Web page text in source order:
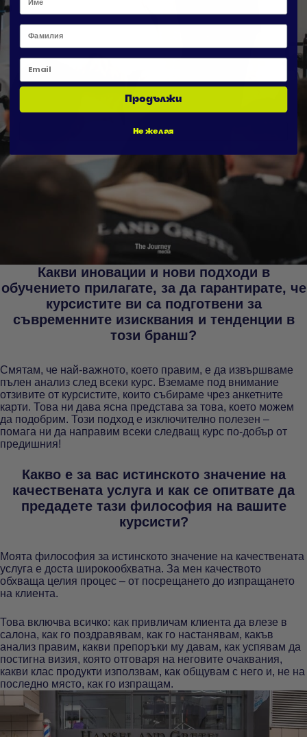
Какви иновации и нови подходи в
обучението прилагате, за да гарантирате, че
курсистите ви са подготвени за
съвременните изисквания и тенденции в
този бранш?
Смятам, че най-важното, което правим, е да извършваме
пълен анализ след всеки курс. Вземаме под внимание
отзивите от курсистите, които събираме чрез анкетните
карти. Това ни дава ясна представа за това, което можем
да подобрим. Този подход е изключително полезен –
помага ни да направим всеки следващ курс по-добър от
предишния!
Какво е за вас истинското значение на
качествената услуга и как се опитвате да
предадете тази философия на вашите
курсисти?
Моята философия за истинското значение на качествената
услуга е доста широкообхватна. За мен качеството
обхваща целия процес – от посрещането до изпращането
на клиента.
Това включва всичко: как привличам клиента да влезе в
салона, как го поздравявам, как го настанявам, какъв
анализ правим, какви препоръки му давам, как успявам да
постигна визия, която отговаря на неговите очаквания,
какви клас продукти използвам, как общувам с него и, не на
последно място, как го изпращам.
Фамилия
Email
Продължи
Не желая